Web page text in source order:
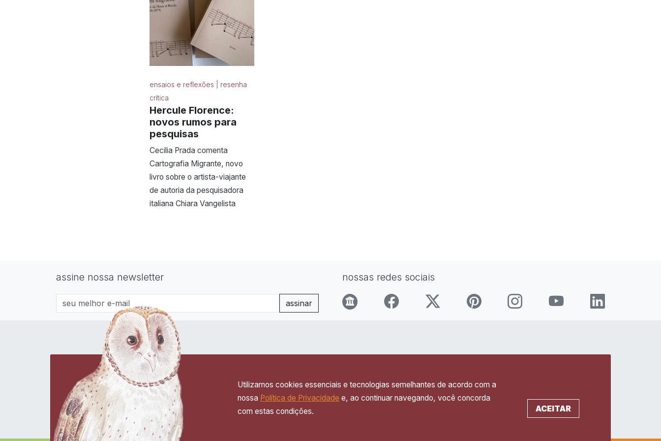
ensaios e reflexões | resenha
crítica
Hercule Florence:
novos rumos para
pesquisas
Cecilia Prada comenta
Cartografia Migrante, novo
livro sobre o artista-viajante
de autoria da pesquisadora
italiana Chiara Vangelista
assine nossa newsletter
assinar
nossas redes sociais
sobre
parcerias
sobre
iconografia
notícias ihf
Utilizamos cookies essenciais e tecnologias semelhantes de acordo com a
nossa Política de Privacidade e, ao continuar navegando, você concorda
com estas condições.
ACEITAR